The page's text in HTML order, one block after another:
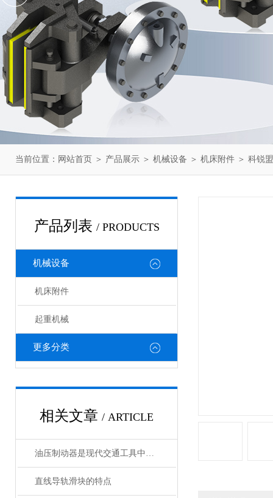
当前位置： 网站首页 ＞ 产品展示 ＞ 机械设备 ＞ 机床附件 ＞ 科锐
产品列表 / PRODUCTS
机械设备
机床附件
起重机械
更多分类
相关文章 / ARTICLE
油压制动器是现代交通工具中常见的制动系统
直线导轨滑块的特点